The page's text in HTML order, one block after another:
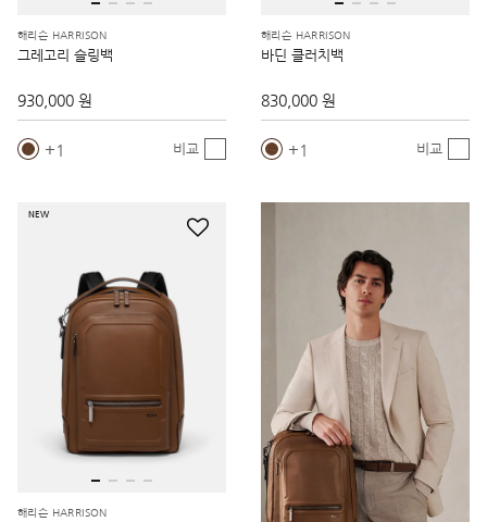
해리슨 HARRISON
그레고리 슬링백
930,000 원
1 비교
해리슨 HARRISON
바딘 클러치백
830,000 원
1 비교
NEW
해리슨 HARRISON